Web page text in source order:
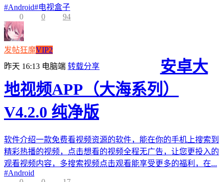
#Android#电视盒子
0
0 94
发帖狂魔VIP2
昨天 16:13 电脑端 转载分享
安卓大
地视频APP（大海系列）
V4.2.0 纯净版
软件介绍一款免费看视频资源的软件，能在你的手机上搜索到
精彩热播的视频，点击想看的视频全程无广告，让您更投入的
观看视频内容，多搜索视频点击观看能享受更多的福利，在...
#Android